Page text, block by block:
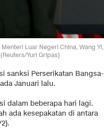
Luar Negeri China, Wang Yi,
Yuri Gripas)
sanksi Perserikatan Bangsa-
Januari lalu.
dalam beberapa hari lagi.
ada kesepakatan di antara